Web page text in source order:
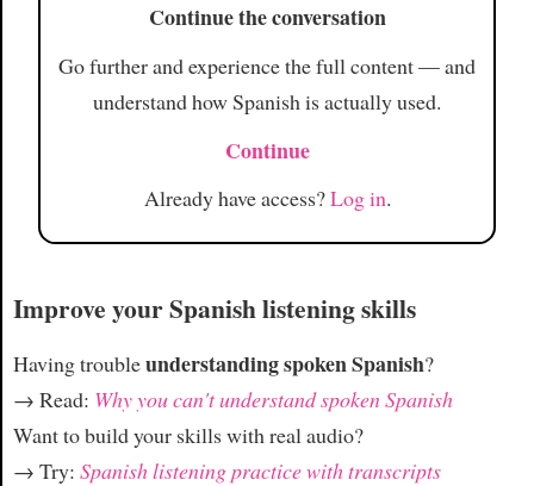
Continue the conversation
Go further and experience the full content — and
understand how Spanish is actually used.
Continue
Already have access?Log in.
Improve your Spanish listening skills
Having troubleunderstanding spoken Spanish?
→ Read: Why you can't understand spoken Spanish
Want to build your skills with real audio?
→ Try: Spanish listening practice with transcripts